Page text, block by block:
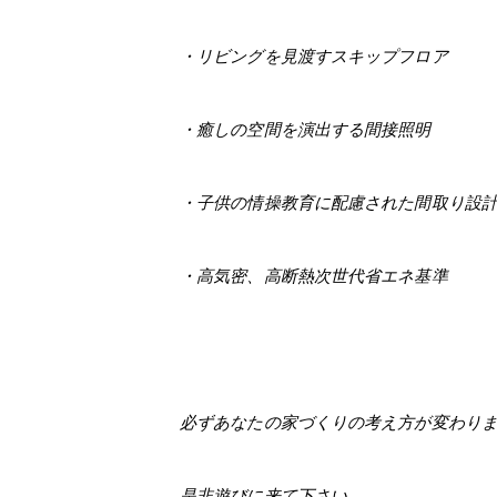
・リビングを見渡すスキップフロア
・癒しの空間を演出する間接照明
・子供の情操教育に配慮された間取り設計
・高気密、高断熱次世代省エネ基準
必ずあなたの家づくりの考え方が変わりま